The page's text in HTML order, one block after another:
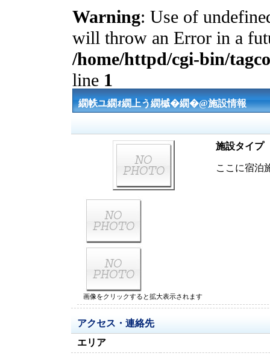
Warning: Use of
will throw an Error in a
/home/httpd/cgi-bin/
line 1
繝帙ユ繝ｫ繝上う繝槭�繝�@施設情報
施設タイプ
ここに宿泊
画像をクリックすると拡大表示されます
アクセス・連絡先
エリア